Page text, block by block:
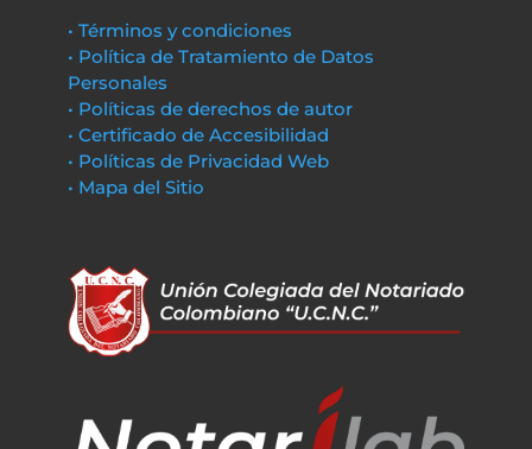
• Términos y condiciones
• Política de Tratamiento de Datos
Personales
• Políticas de derechos de autor
• Certificado de Accesibilidad
• Políticas de Privacidad Web
• Mapa del Sitio